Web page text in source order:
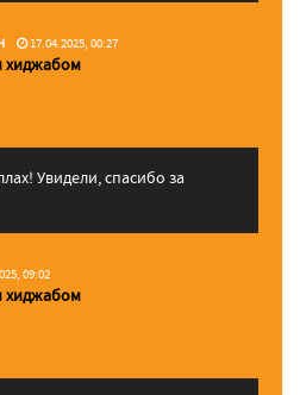
17.04.2025, 00:27
хиджабом
Увидели, спасибо за
09:02
хиджабом